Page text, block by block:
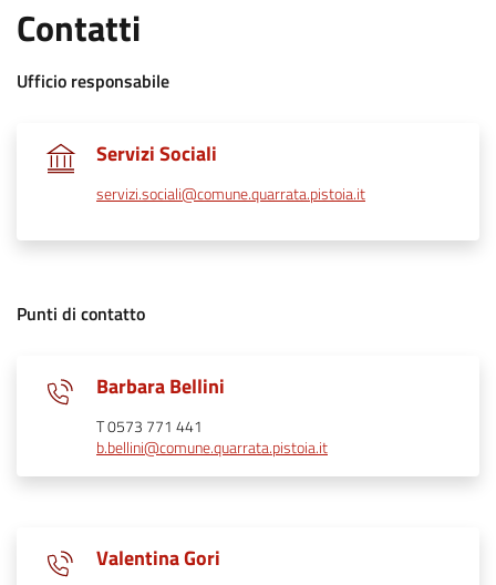
Contatti
Ufficio responsabile:
Servizi Sociali
servizi.sociali@comune.quarrata.pistoia.it
Punti di contatto
Barbara Bellini
T 0573 771 441
b.bellini@comune.quarrata.pistoia.it
Valentina Gori